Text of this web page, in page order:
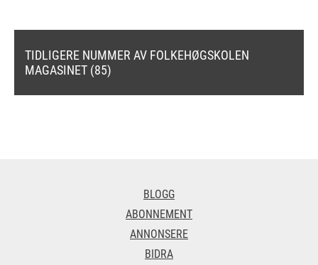
TIDLIGERE NUMMER AV FOLKEHØGSKOLEN
MAGASINET (85)
BLOGG
ABONNEMENT
ANNONSERE
BIDRA